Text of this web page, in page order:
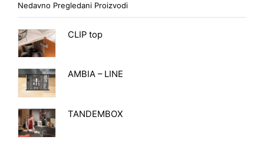
Nedavno Pregledani Proizvodi
CLIP top
AMBIA – LINE
TANDEMBOX